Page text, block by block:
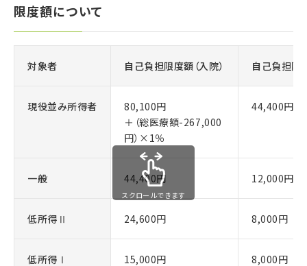
限度額について
対象者 自己負担限度額（入院） 自己負担限
現役並み所得者
80,100円
＋（総医療額-267,000
円）×1％
44,400円
一般 44,400円 12,000円
低所得Ⅱ 24,600円 8,000円
低所得Ⅰ 15,000円 8,000円
スクロールできます